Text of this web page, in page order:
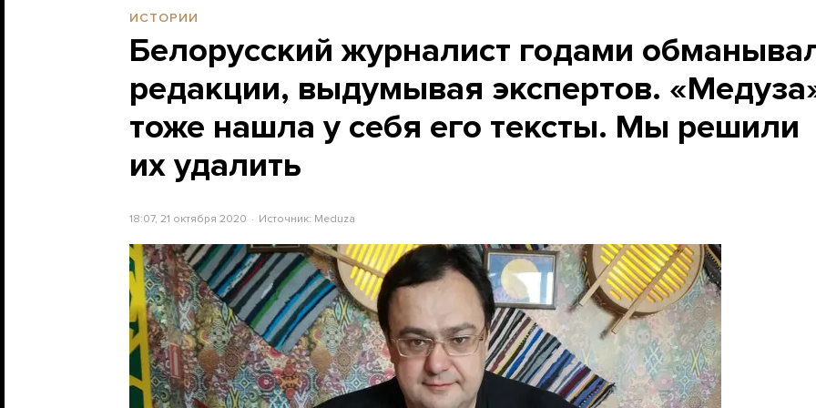
ИСТОРИИ
Белорусский журналист годами
редакции, выдумывая экспертов.
тоже нашла у себя его тексты. Мы решили
их удалить
18:07, 21 октября 2020 Источник: Meduza